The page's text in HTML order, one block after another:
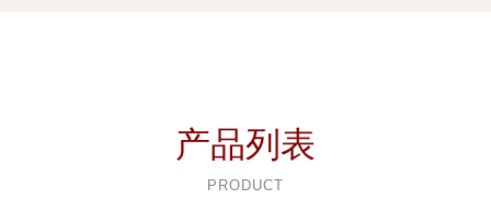
产品列表
PRODUCT